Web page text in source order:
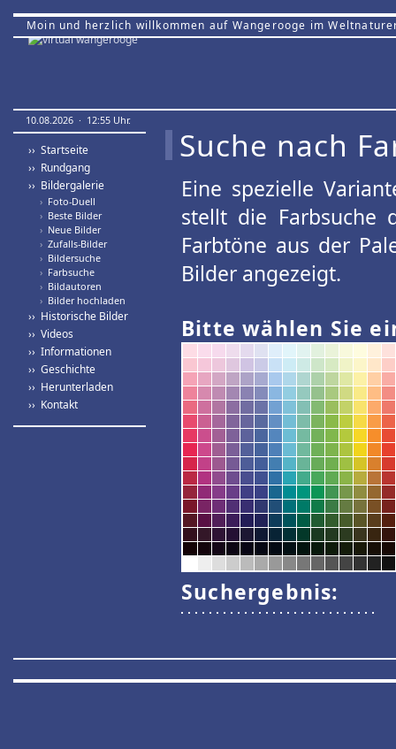
Moin und herzlich willkommen auf Wangerooge im
10.08.2026 · 12:55 Uhr.
›› Startseite
›› Rundgang
›› Bildergalerie
› Foto-Duell
› Beste Bilder
› Neue Bilder
› Zufalls-Bilder
› Bildersuche
› Farbsuche
› Bildautoren
› Bilder hochladen
›› Historische Bilder
›› Videos
›› Informationen
›› Geschichte
›› Herunterladen
›› Kontakt
Suche nach
Eine spezielle
stellt die Farbsuche
Farbtöne aus der
Bilder angezeigt.
Bitte wählen Sie
Suchergebnis: